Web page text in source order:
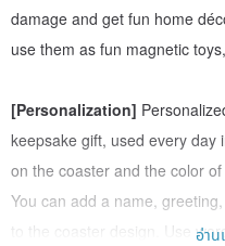
damage and get fun home
use them as fun magnetic
[Personalization]
keepsake gift, used every
on the coaster and the color
You can add a name,
to the coaster design. Use อ่าน